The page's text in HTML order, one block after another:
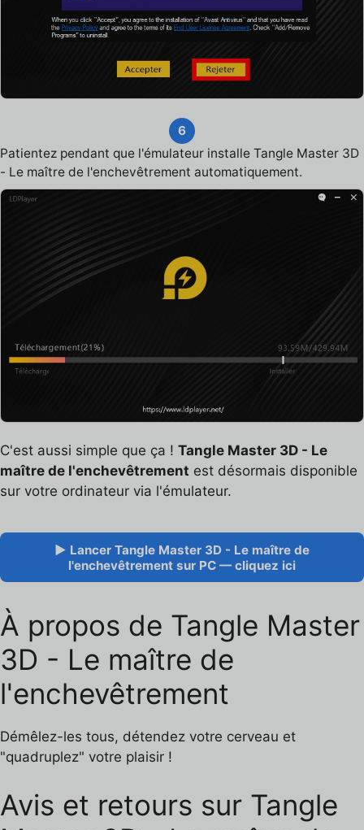
6
Patientez pendant que l'émulateur installe Tangle Master 3D
- Le maître de l'enchevêtrement automatiquement.
C'est aussi simple que ça ! Tangle Master 3D - Le
maître de l'enchevêtrement est désormais disponible
sur votre ordinateur via l'émulateur.
▶ Lancer Tangle Master 3D - Le maître de
l'enchevêtrement sur PC — cliquez ici
À propos de Tangle Master
3D - Le maître de
l'enchevêtrement
Démêlez-les tous, détendez votre cerveau et
"quadruplez" votre plaisir !
Avis et retours sur Tangle